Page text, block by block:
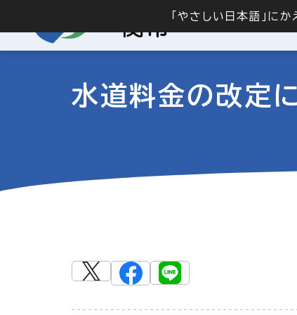
「やさしい日本語」に
水道料金の改定